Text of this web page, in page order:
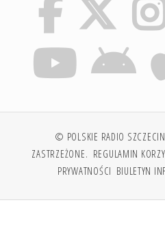
© POLSKIE RADIO
ZASTRZEŻONE. REGULAMIN
PRYWATNOŚCI BIULETYN